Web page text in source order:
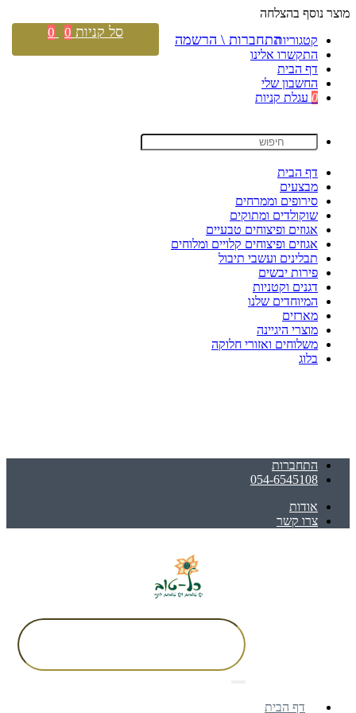
מוצר נוסף בהצלחה
קטגוריות
התקשרו אלינו
דף הבית
החשבון שלי
0 עגלת קניות
דף הבית
מבצעים
סירופים וממרחים
שוקולדים ומתוקים
אגוזים ופיצוחים טבעיים
אגוזים ופיצוחים קלויים ומלוחים
תבלינים ועשבי תיבול
פירות יבשים
דגנים וקטניות
המיוחדים שלנו
מארזים
מוצרי היגיינה
משלוחים ואזורי חלוקה
בלוג
התחברות
054-6545108
אודות
צרו קשר
התחברות \ הרשמה סל קניות 0
0
דף הבית